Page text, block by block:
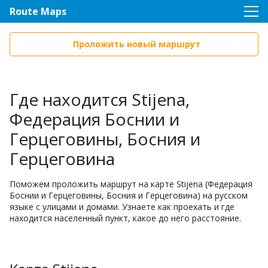
Route Maps
Проложить новый маршрут
Где находится Stijena,
Федерация Боснии и
Герцеговины, Босния и
Герцеговина
Поможем проложить маршрут на карте Stijena (Федерация
Боснии и Герцеговины, Босния и Герцеговина) на русском
языке с улицами и домами. Узнаете как проехать и где
находится населенный пункт, какое до него расстояние.